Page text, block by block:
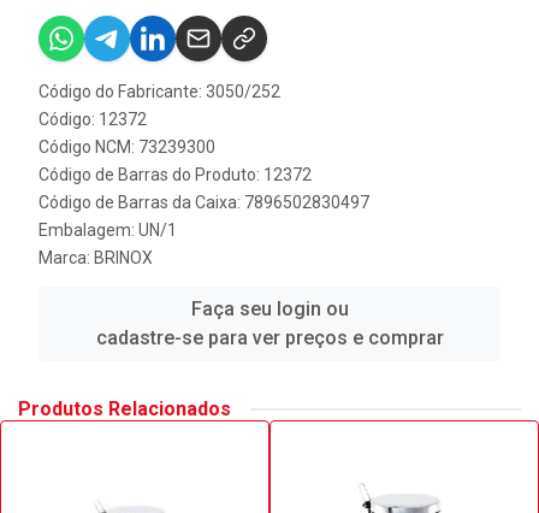
Código do Fabricante: 3050/252
Código: 12372
Código NCM: 73239300
Código de Barras do Produto: 12372
Código de Barras da Caixa: 7896502830497
Embalagem: UN/1
Marca: BRINOX
Faça seu login ou
cadastre-se para ver preços e comprar
Produtos Relacionados